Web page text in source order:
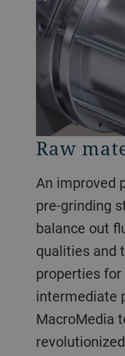
Raw
An improved
pre-grinding
balance out
qualities and
properties for
intermediate
MacroMedia